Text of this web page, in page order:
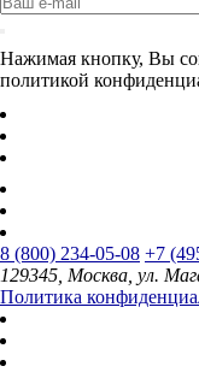
Нажимая кнопку, Вы
политикой
8 (800) 234-05-08 +7
129345, Москва, ул.
Политика